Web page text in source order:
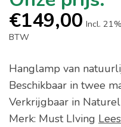
€149,00 Incl. 21%
BTW
Hanglamp van
Beschikbaar in twee
Verkrijgbaar in
Merk: Must LIving